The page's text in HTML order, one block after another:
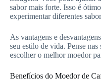
sabor mais forte. Isso é
experimentar diferentes
As vantagens e
seu estilo de vida. Pense nas
escolher o melhor moedor
Benefícios do Moedor de